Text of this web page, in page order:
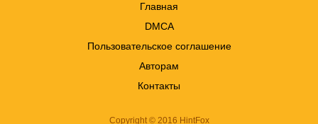
Copyright © 2016 HintFox
Главная
DMCA
Пользовательское соглашение
Авторам
Контакты